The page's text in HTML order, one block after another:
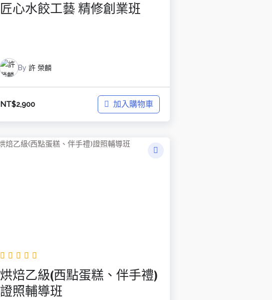
匠心水餃工藝 精修創業班
By 許 榮麟
NT$2,900 加入購物車
烘焙乙級(西點蛋糕、伴手禮)
證照輔導班